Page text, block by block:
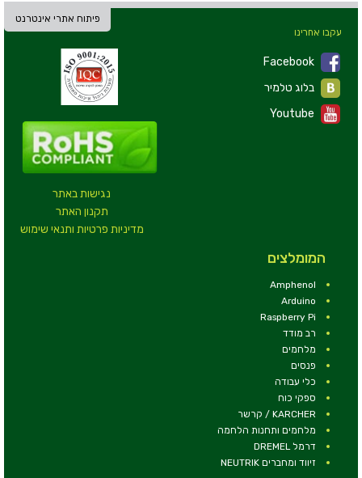
פיתוח אתרי אינטרנט
נגישות באתר
תקנון האתר
מדיניות פרטיות ותנאי שימוש
עקבו אחרינו
Facebook
Youtube
המומלצים
Amphenol
Arduino
Raspberry Pi
רב מודד
מלחמים
פנסים
כלי עבודה
ספקי כוח
KARCHER / קרשר
מלחמים ותחנות הלחמה
דרמל DREMEL
זיווד ומחברים NEUTRIK